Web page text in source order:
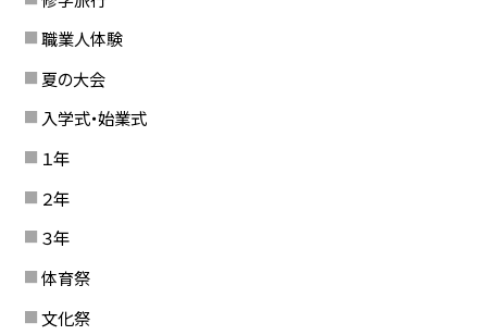
職業人体験
夏の大会
入学式・始業式
１年
２年
３年
体育祭
文化祭